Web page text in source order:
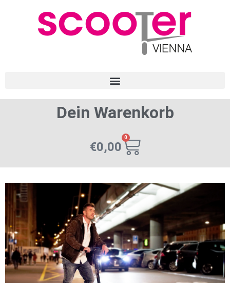
Dein Warenkorb
€0,00
0